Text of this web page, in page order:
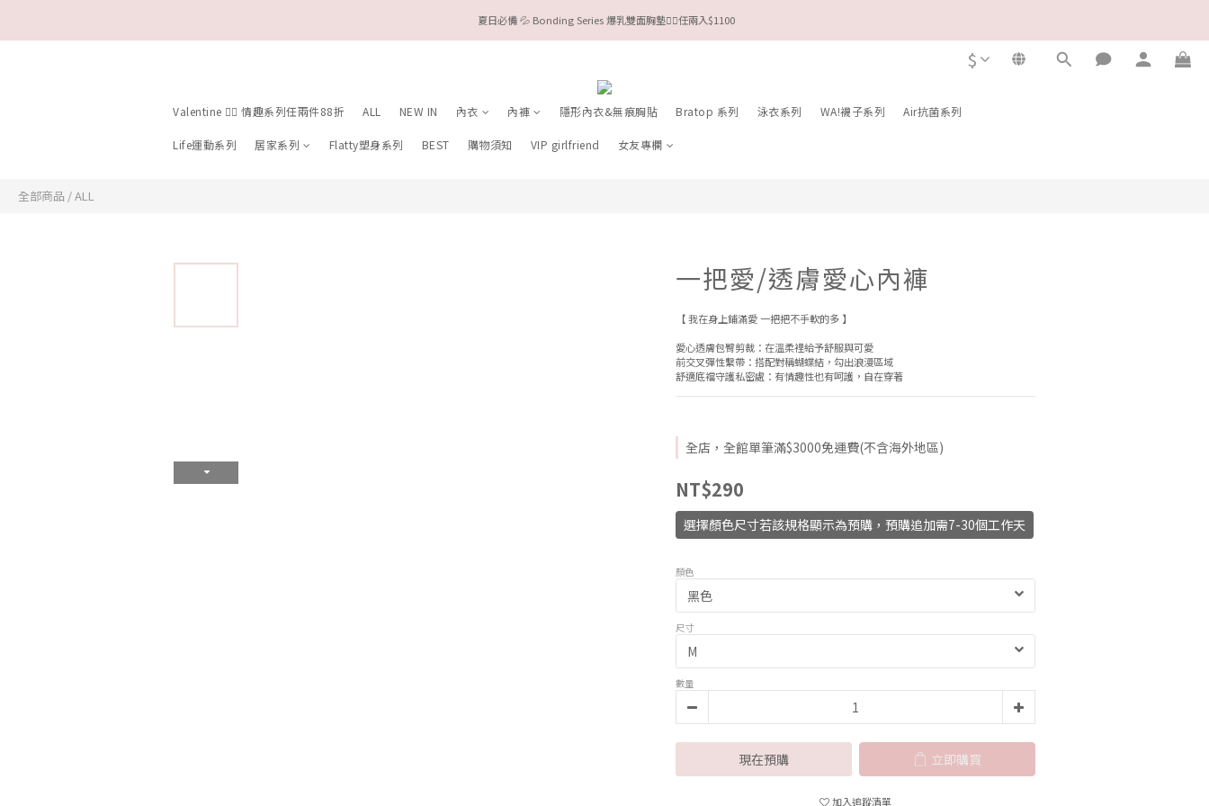
今夏限定Meufs泳衣工作坊 🥳 手做妳獨一無二的Bikini👙
夏日必備 💦 Bonding Series 爆乳雙面胸墊❤️‍🔥任兩入$1100
$
Valentine ❤️‍🔥 情趣系列任兩件88折 ALL NEW IN 內衣 內褲 隱形內衣&無痕胸貼 Bratop 系列 泳衣系列 WA!襪子系列 Air抗菌系列
Life運動系列 居家系列 Flatty塑身系列 BEST 購物須知 VIP girlfriend 女友專欄
全部商品 /ALL
一把愛/透膚愛心內褲
【 我在身上鋪滿愛 一把把不手軟的多 】
愛心透膚包臀剪裁：在溫柔裡給予舒服與可愛
前交叉彈性繫帶：搭配對稱蝴蝶結，勾出浪漫區域
舒適底襠守護私密處：有情趣性也有呵護，自在穿著
全店，全館單筆滿$3000免運費(不含海外地區)
NT$290
選擇顏色尺寸若該規格顯示為預購，預購追加需7-30個工作天
顏色
尺寸
數量
現在預購 立即購買
加入追蹤清單
立即購買